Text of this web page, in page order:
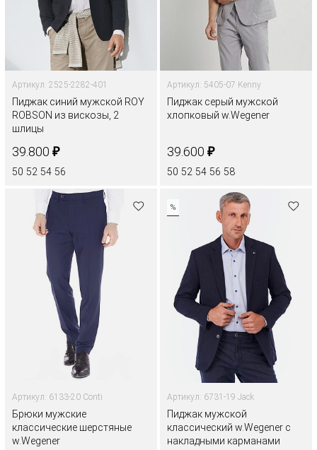
Артикул: 2525-2282-401
Пиджак синий мужской ROY
ROBSON из вискозы, 2
шлицы
39.800 ₽
50 52 54 56
Артикул: 5405-07 Kenny
Пиджак серый мужской
хлопковый w.Wegener
39.600 ₽
50 52 54 56 58
Артикул: 6133-20 Conti
Брюки мужские
классические шерстяные
w.Wegener
%
Артикул: 6731-19 Jack
Пиджак мужской
классический w.Wegener с
накладными карманами